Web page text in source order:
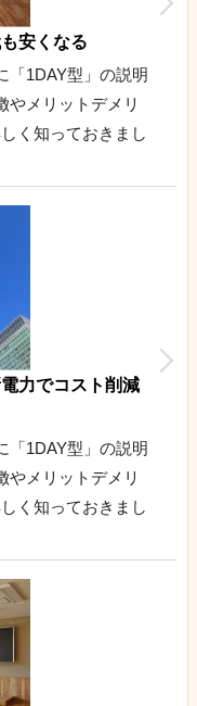
安くなる
「1DAY型」の説明
やメリットデメリ
く知っておきまし
力でコスト削減
「1DAY型」の説明
やメリットデメリ
く知っておきまし